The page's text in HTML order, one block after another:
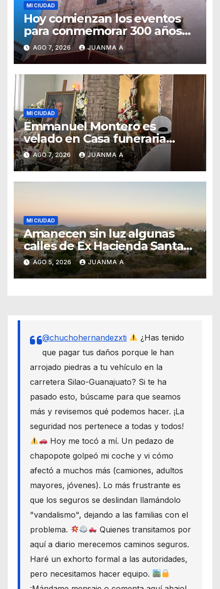
MI CIUDAD
Hoy comienzan los eventos
para conmemorar 300 años
del templo de San Roque
AGO 7, 2026 JUANMA A
MI CIUDAD
Emmanuel Montero es
velado en Casa funeraria
Forasté
AGO 7, 2026 JUANMA A
MI CIUDAD
Amanecen sin luz algunas
calles de Ex Hacienda Santa
Teresa
AGO 5, 2026 JUANMA A
@chuchohernandezxti
¿Has tenido
que pagar tus daños porque le han
arrojado piedras a tu vehículo en la
carretera Silao-Guanajuato? Si te ha
pasado esto, búscame para que seamos
más y revisemos qué podemos hacer. ¡La
seguridad nos pertenece a todas y todos!
Hoy me tocó a mí. Un pedazo de
chapopote golpeó mi coche y vi cómo
afectó a muchos más (camiones, adultos
mayores, jóvenes). Lo más frustrante es
que los seguros se deslindan llamándolo
"vandalismo", dejando a las familias con el
problema.
Quienes transitamos por
aquí a diario merecemos caminos seguros.
Haré un exhorto formal a las autoridades,
pero necesitamos hacer equipo.